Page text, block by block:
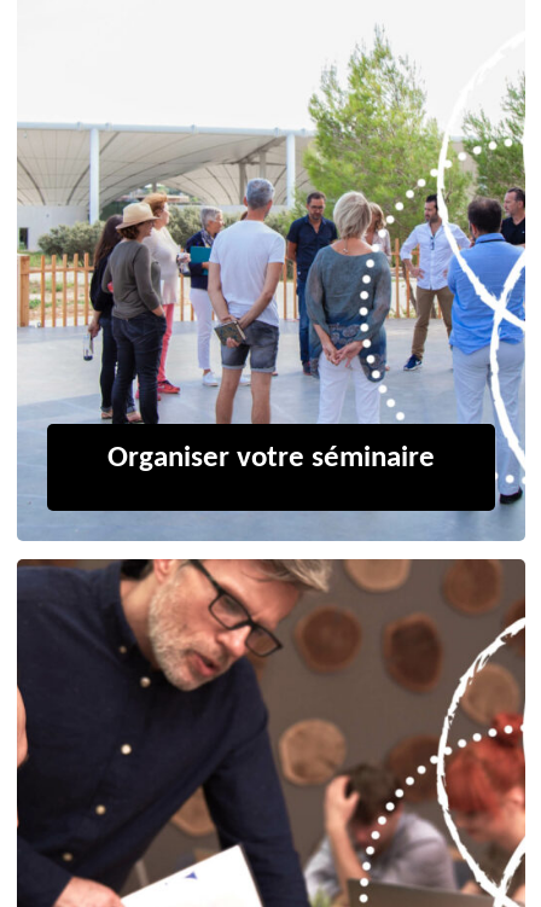
Organiser votre séminaire